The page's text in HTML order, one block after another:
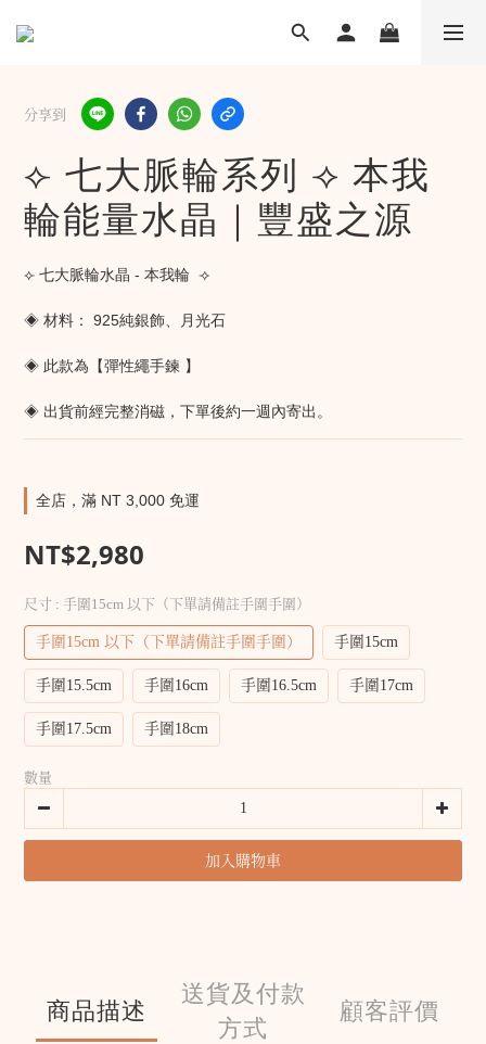
分享到
⟣ 七大脈輪系列 ⟢ 本我
輪能量水晶｜豐盛之源
⟣ 七大脈輪水晶 - 本我輪  ⟢
◈ 材料： 925純銀飾、月光石
◈ 此款為【彈性繩手鍊 】
◈ 出貨前經完整消磁，下單後約一週內寄出。
全店，滿 NT 3,000 免運
NT$2,980
尺寸 : 手圍15cm 以下（下單請備註手圍手圍）
手圍15cm 以下（下單請備註手圍手圍） 手圍15cm
手圍15.5cm 手圍16cm 手圍16.5cm 手圍17cm
手圍17.5cm 手圍18cm
數量
加入購物車
商品描述
送貨及付款
方式
顧客評價